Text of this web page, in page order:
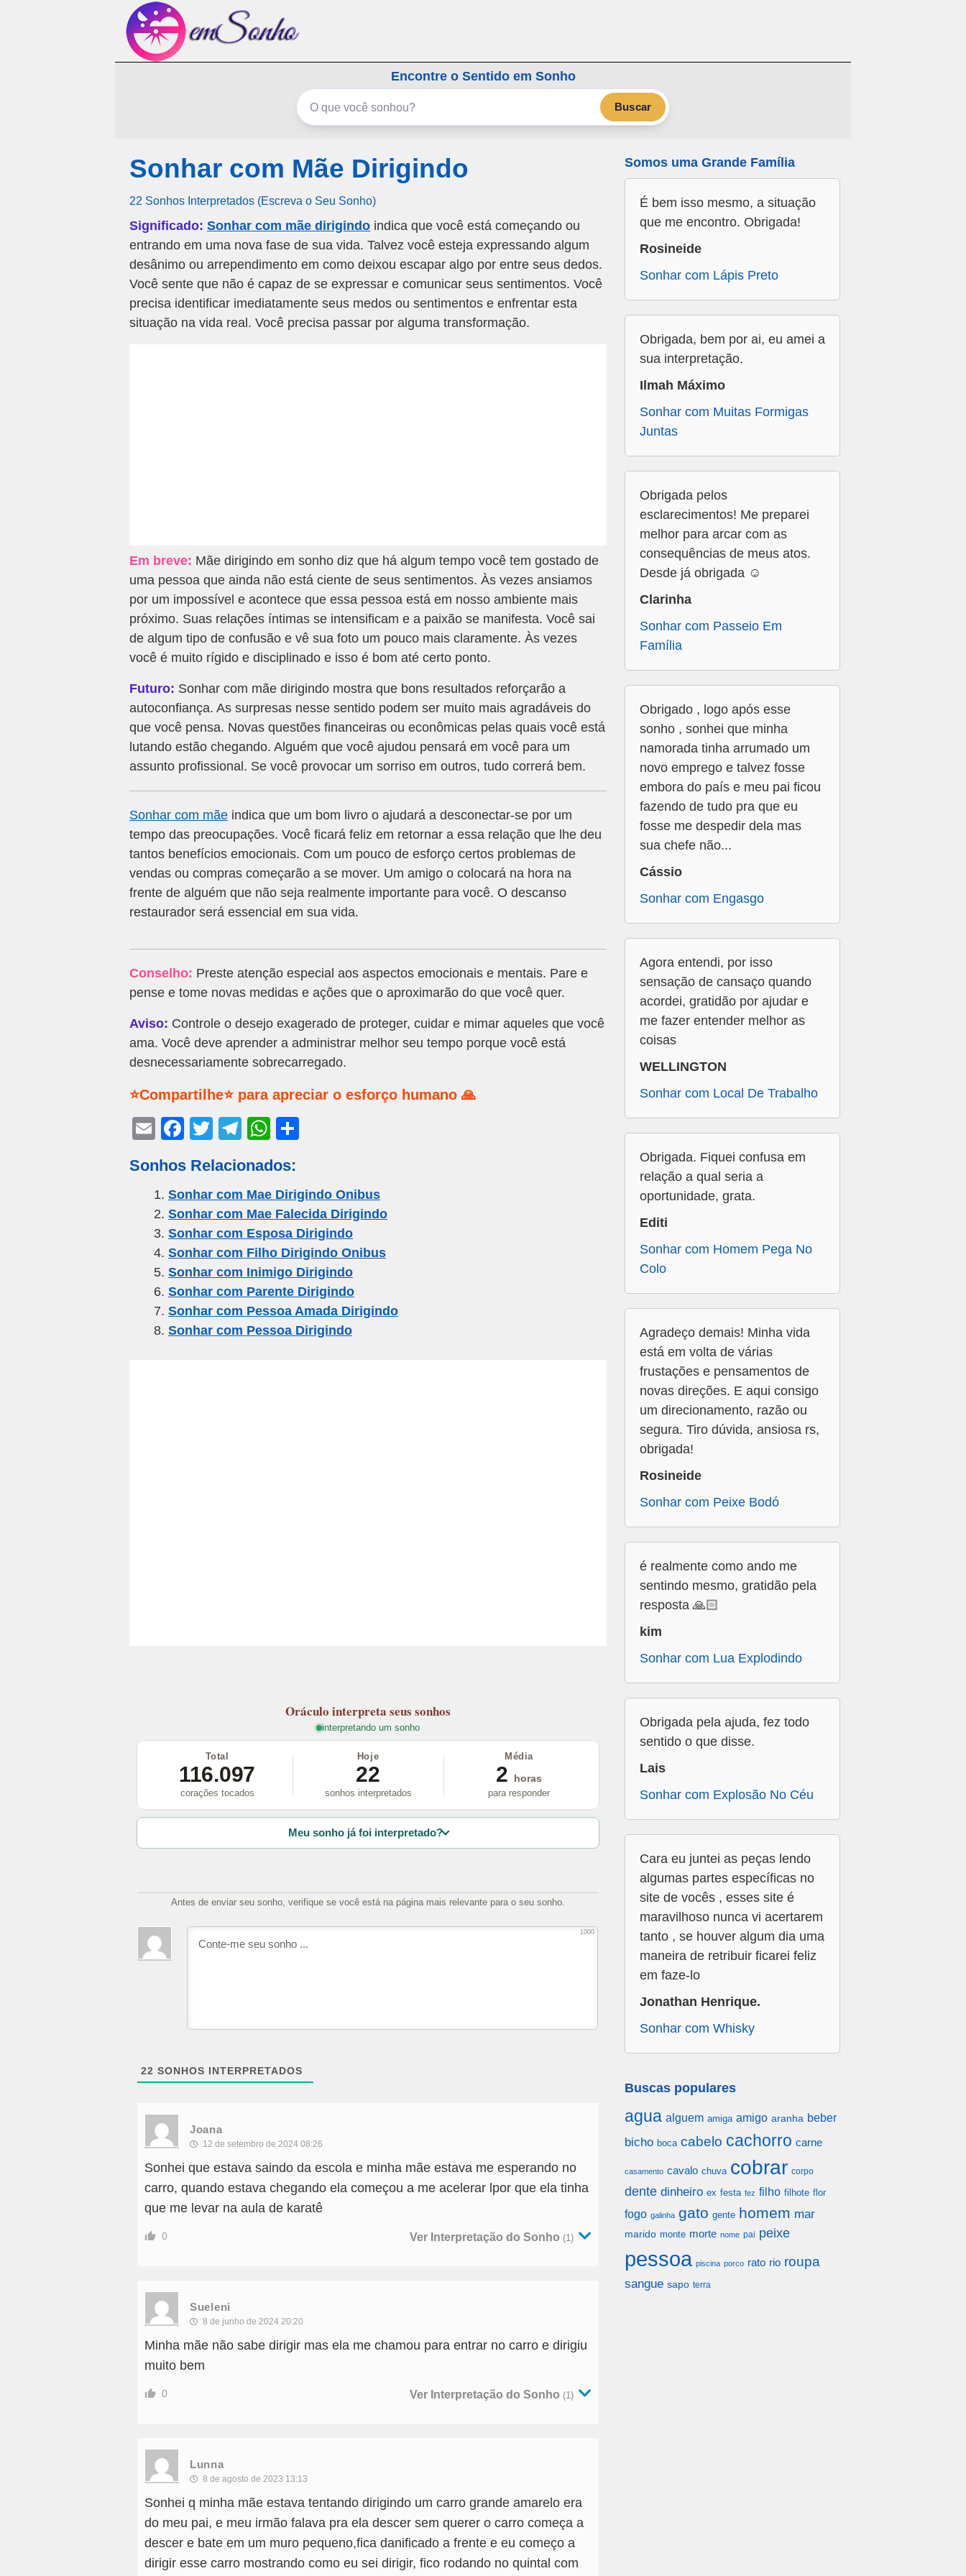
Encontre o Sentido em Sonho
Buscar
Sonhar com Mãe Dirigindo
22 Sonhos Interpretados (Escreva o Seu Sonho)
Significado: Sonhar com mãe dirigindo indica que você está começando ou
entrando em uma nova fase de sua vida. Talvez você esteja expressando algum
desânimo ou arrependimento em como deixou escapar algo por entre seus dedos.
Você sente que não é capaz de se expressar e comunicar seus sentimentos. Você
precisa identificar imediatamente seus medos ou sentimentos e enfrentar esta
situação na vida real. Você precisa passar por alguma transformação.
Em breve: Mãe dirigindo em sonho diz que há algum tempo você tem gostado de
uma pessoa que ainda não está ciente de seus sentimentos. Às vezes ansiamos
por um impossível e acontece que essa pessoa está em nosso ambiente mais
próximo. Suas relações íntimas se intensificam e a paixão se manifesta. Você sai
de algum tipo de confusão e vê sua foto um pouco mais claramente. Às vezes
você é muito rígido e disciplinado e isso é bom até certo ponto.
Futuro: Sonhar com mãe dirigindo mostra que bons resultados reforçarão a
autoconfiança. As surpresas nesse sentido podem ser muito mais agradáveis do
que você pensa. Novas questões financeiras ou econômicas pelas quais você está
lutando estão chegando. Alguém que você ajudou pensará em você para um
assunto profissional. Se você provocar um sorriso em outros, tudo correrá bem.
Sonhar com mãe indica que um bom livro o ajudará a desconectar-se por um
tempo das preocupações. Você ficará feliz em retornar a essa relação que lhe deu
tantos benefícios emocionais. Com um pouco de esforço certos problemas de
vendas ou compras começarão a se mover. Um amigo o colocará na hora na
frente de alguém que não seja realmente importante para você. O descanso
restaurador será essencial em sua vida.
Conselho: Preste atenção especial aos aspectos emocionais e mentais. Pare e
pense e tome novas medidas e ações que o aproximarão do que você quer.
Aviso: Controle o desejo exagerado de proteger, cuidar e mimar aqueles que você
ama. Você deve aprender a administrar melhor seu tempo porque você está
desnecessariamente sobrecarregado.
⭐Compartilhe⭐ para apreciar o esforço humano 🙏
E
ail
F
c
e
b
o
o
k
T
tt
er
T
e
gr
a
m
W
at
s
A
p
p
e
Sonhos Relacionados:
Sonhar com Mae Dirigindo Onibus
Sonhar com Mae Falecida Dirigindo
Sonhar com Esposa Dirigindo
Sonhar com Filho Dirigindo Onibus
Sonhar com Inimigo Dirigindo
Sonhar com Parente Dirigindo
Sonhar com Pessoa Amada Dirigindo
Sonhar com Pessoa Dirigindo
Oráculo interpreta seus sonhos
interpretando um sonho
Total
116.097
corações tocados
Hoje
22
sonhos interpretados
Média
2
horas
para responder
Meu sonho já foi interpretado?
Antes de enviar seu sonho, verifique se você está na página mais relevante para o seu sonho.
1000
22 SONHOS INTERPRETADOS
Joana
12 de setembro de 2024 08:26
Sonhei que estava saindo da escola e minha mãe estava me esperando no
carro, quando estava chegando ela começou a me acelerar lpor que ela tinha
que me levar na aula de karatê
0 Ver Interpretação do Sonho (1)
Sueleni
8 de junho de 2024 20:20
Minha mãe não sabe dirigir mas ela me chamou para entrar no carro e dirigiu
muito bem
0 Ver Interpretação do Sonho (1)
Lunna
8 de agosto de 2023 13:13
Sonhei q minha mãe estava tentando dirigindo um carro grande amarelo era
do meu pai, e meu irmão falava pra ela descer sem querer o carro começa a
descer e bate em um muro pequeno,fica danificado a frente e eu começo a
dirigir esse carro mostrando como eu sei dirigir, fico rodando no quintal com
Somos uma Grande Família
É bem isso mesmo, a situação
que me encontro. Obrigada!
Rosineide
Sonhar com Lápis Preto
Obrigada, bem por ai, eu amei a
sua interpretação.
Ilmah Máximo
Sonhar com Muitas Formigas
Juntas
Obrigada pelos
esclarecimentos! Me preparei
melhor para arcar com as
consequências de meus atos.
Desde já obrigada ☺️
Clarinha
Sonhar com Passeio Em
Família
Obrigado , logo após esse
sonho , sonhei que minha
namorada tinha arrumado um
novo emprego e talvez fosse
embora do país e meu pai ficou
fazendo de tudo pra que eu
fosse me despedir dela mas
sua chefe não...
Cássio
Sonhar com Engasgo
Agora entendi, por isso
sensação de cansaço quando
acordei, gratidão por ajudar e
me fazer entender melhor as
coisas
WELLINGTON
Sonhar com Local De Trabalho
Obrigada. Fiquei confusa em
relação a qual seria a
oportunidade, grata.
Editi
Sonhar com Homem Pega No
Colo
Agradeço demais! Minha vida
está em volta de várias
frustações e pensamentos de
novas direções. E aqui consigo
um direcionamento, razão ou
segura. Tiro dúvida, ansiosa rs,
obrigada!
Rosineide
Sonhar com Peixe Bodó
é realmente como ando me
sentindo mesmo, gratidão pela
resposta 🙏🏻
kim
Sonhar com Lua Explodindo
Obrigada pela ajuda, fez todo
sentido o que disse.
Lais
Sonhar com Explosão No Céu
Cara eu juntei as peças lendo
algumas partes específicas no
site de vocês , esses site é
maravilhoso nunca vi acertarem
tanto , se houver algum dia uma
maneira de retribuir ficarei feliz
em faze-lo
Jonathan Henrique.
Sonhar com Whisky
Buscas populares
agua alguem amiga amigo aranha beber
bicho boca cabelo cachorro carne
casamento cavalo chuva cobrar corpo
dente dinheiro ex festa fez filho filhote flor
fogo galinha gato gente homem mar
marido monte morte nome pai peixe
pessoa piscina porco rato rio roupa
sangue sapo terra